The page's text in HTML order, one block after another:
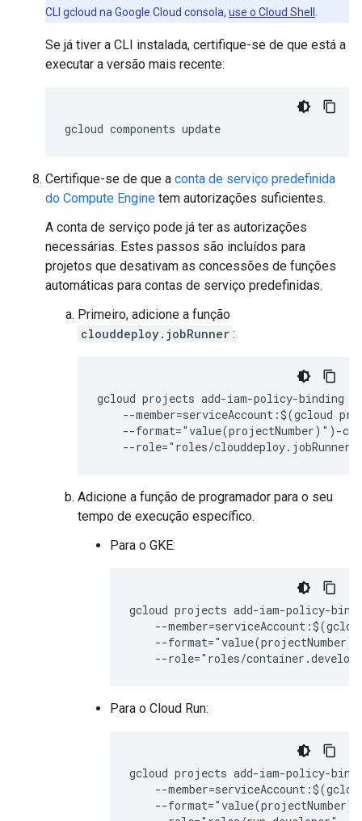
CLI gcloud na Google Cloud consola, use o Cloud Shell
Se já tiver a CLI instalada, certifique-se de que está a
executar a versão mais recente:
Certifique-se de que a conta de serviço predefinida
do Compute Engine tem autorizações suficientes.
A conta de serviço pode já ter as autorizações
necessárias. Estes passos são incluídos para
projetos que desativam as concessões de funções
automáticas para contas de serviço predefinidas.
Primeiro, adicione a função
clouddeploy.jobRunner :
gcloud projects add-iam-policy-binding
--member=serviceAccount:$(gcloud
--format="value(projectNumber)")-
Adicione a função de programador para o seu
tempo de execução específico.
Para o GKE:
gcloud projects add-iam-policy-
--
--
Para o Cloud Run:
gcloud projects add-iam-policy-
--
--